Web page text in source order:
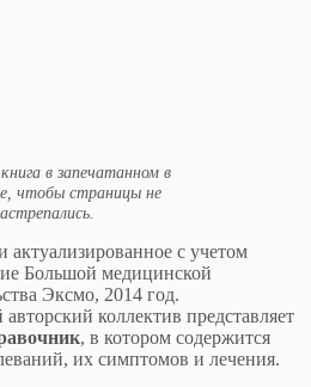
в запечатанном в
чтобы страницы не
с учетом
Большой медицинской
Эксмо, 2014 год.
коллектив представляет
, в котором содержится
их симптомов и лечения.